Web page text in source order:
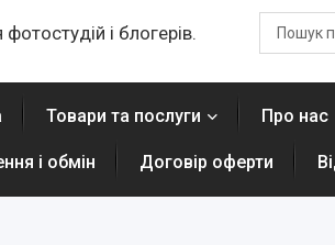
і блогерів.
Товари та послуги Про нас
і обмін Договір оферти